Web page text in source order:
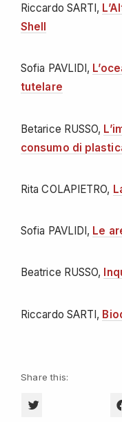
Riccardo SARTI,
Shell
Sofia PAVLIDI,
tutelare
Betarice RUSSO,
consumo di
Rita COLAPIETRO,
Sofia PAVLIDI, Le
Beatrice RUSSO,
Riccardo SARTI,
Share this:
CLICK TO SHARE